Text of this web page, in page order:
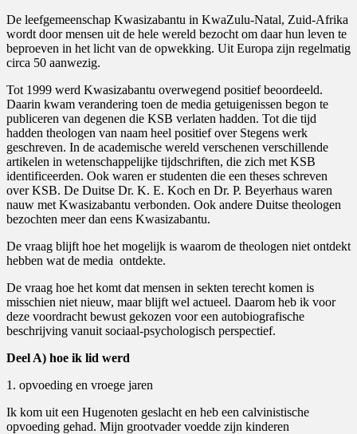
De leefgemeenschap Kwasizabantu in KwaZulu-Natal, Zuid-Afrika
wordt door mensen uit de hele wereld bezocht om daar hun leven te
beproeven in het licht van de opwekking. Uit Europa zijn regelmatig
circa 50 aanwezig.
Tot 1999 werd Kwasizabantu overwegend positief beoordeeld.
Daarin kwam verandering toen de media getuigenissen begon te
publiceren van degenen die KSB verlaten hadden. Tot die tijd
hadden theologen van naam heel positief over Stegens werk
geschreven. In de academische wereld verschenen verschillende
artikelen in wetenschappelijke tijdschriften, die zich met KSB
identificeerden. Ook waren er studenten die een theses schreven
over KSB. De Duitse Dr. K. E. Koch en Dr. P. Beyerhaus waren
nauw met Kwasizabantu verbonden. Ook andere Duitse theologen
bezochten meer dan eens Kwasizabantu.
De vraag blijft hoe het mogelijk is waarom de theologen niet ontdekt
hebben wat de media ontdekte.
De vraag hoe het komt dat mensen in sekten terecht komen is
misschien niet nieuw, maar blijft wel actueel. Daarom heb ik voor
deze voordracht bewust gekozen voor een autobiografische
beschrijving vanuit sociaal-psychologisch perspectief.
Deel A) hoe ik lid werd
1. opvoeding en vroege jaren
Ik kom uit een Hugenoten geslacht en heb een calvinistische
opvoeding gehad. Mijn grootvader voedde zijn kinderen